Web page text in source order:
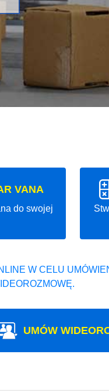
VANA
do swojej
W CELU
UMÓW